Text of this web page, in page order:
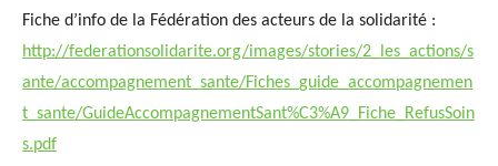
Fiche d’info de la Fédération des acteurs de la solidarité :
http://federationsolidarite.org/images/stories/2_les_actions/s
ante/accompagnement_sante/Fiches_guide_accompagnemen
t_sante/GuideAccompagnementSant%C3%A9_Fiche_RefusSoin
s.pdf